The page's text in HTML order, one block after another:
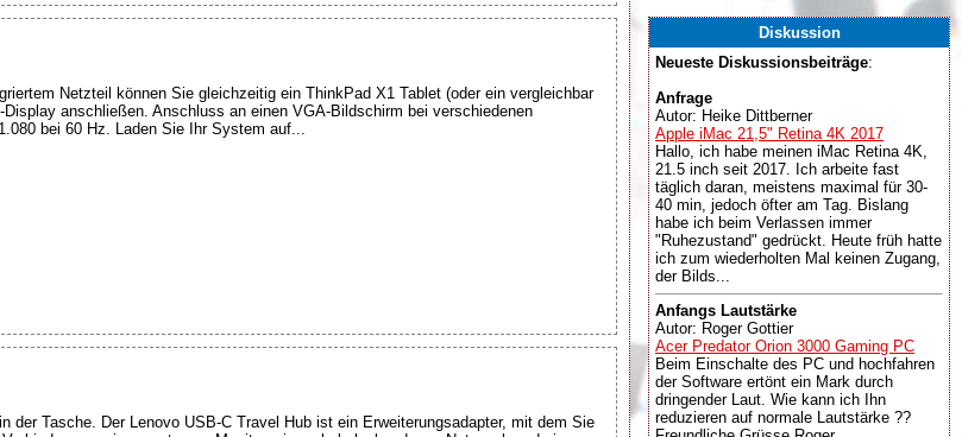
Netzteil können Sie gleichzeitig ein ThinkPad X1 Tablet (oder ein vergleichbar
anschließen. Anschluss an einen VGA-Bildschirm bei verschiedenen
bei 60 Hz. Laden Sie Ihr System auf...
der Tasche. Der Lenovo USB-C Travel Hub ist ein Erweiterungsadapter, mit dem Sie
Diskussion
Neueste Diskussionsbeiträge:
Anfrage
Autor: Heike Dittberner
Apple iMac 21,5" Retina 4K 2017
Hallo, ich habe meinen iMac Retina 4K,
21.5 inch seit 2017. Ich arbeite fast
täglich daran, meistens maximal für 30-
40 min, jedoch öfter am Tag. Bislang
habe ich beim Verlassen immer
"Ruhezustand" gedrückt. Heute früh hatte
ich zum wiederholten Mal keinen Zugang,
der Bilds...
Anfangs Lautstärke
Autor: Roger Gottier
Acer Predator Orion 3000 Gaming PC
Beim Einschalte des PC und hochfahren
der Software ertönt ein Mark durch
dringender Laut. Wie kann ich Ihn
reduzieren auf normale Lautstärke ??